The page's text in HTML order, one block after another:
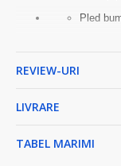
Pled
REVIEW-URI
LIVRARE
TABEL MARIMI